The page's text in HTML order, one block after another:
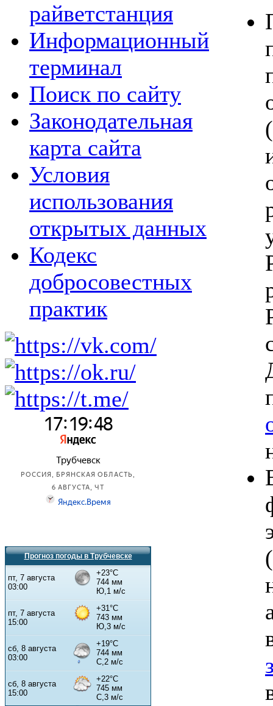
райветстанция
Информационный
терминал
Поиск по сайту
Законодательная
карта сайта
Условия
использования
открытых данных
Кодекс
добросовестных
практик
Прогноз погоды в Трубчевске